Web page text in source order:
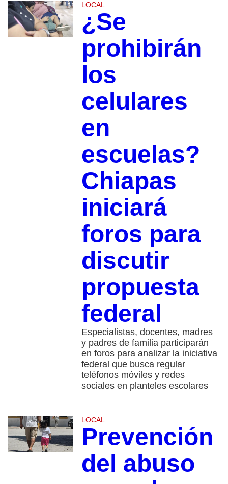
LOCAL
¿Se
prohibirán
los
celulares
en
escuelas?
Chiapas
iniciará
foros para
discutir
propuesta
federal
Especialistas, docentes, madres
y padres de familia participarán
en foros para analizar la iniciativa
federal que busca regular
teléfonos móviles y redes
sociales en planteles escolares
LOCAL
Prevención
del abuso